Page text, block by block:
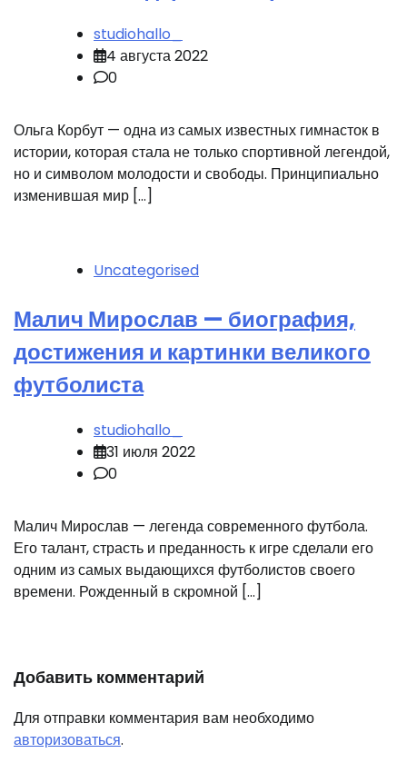
studiohallo_
4 августа 2022
0
Ольга Корбут — одна из самых известных гимнасток в
истории, которая стала не только спортивной легендой,
но и символом молодости и свободы. Принципиально
изменившая мир […]
Uncategorised
Малич Мирослав — биография,
достижения и картинки великого
футболиста
studiohallo_
31 июля 2022
0
Малич Мирослав — легенда современного футбола.
Его талант, страсть и преданность к игре сделали его
одним из самых выдающихся футболистов своего
времени. Рожденный в скромной […]
Добавить комментарий
Для отправки комментария вам необходимо
авторизоваться.